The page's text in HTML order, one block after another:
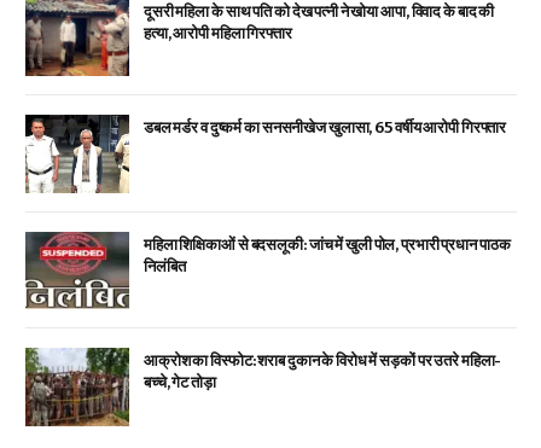
दूसरी महिला के साथ पति को देख पत्नी ने खोया आपा, विवाद के बाद की
हत्या, आरोपी महिला गिरफ्तार
डबल मर्डर व दुष्कर्म का सनसनीखेज खुलासा, 65 वर्षीय आरोपी गिरफ्तार
महिला शिक्षिकाओं से बदसलूकी: जांच में खुली पोल, प्रभारी प्रधान पाठक
निलंबित
आक्रोश का विस्फोट: शराब दुकान के विरोध में सड़कों पर उतरे महिला-
बच्चे, गेट तोड़ा